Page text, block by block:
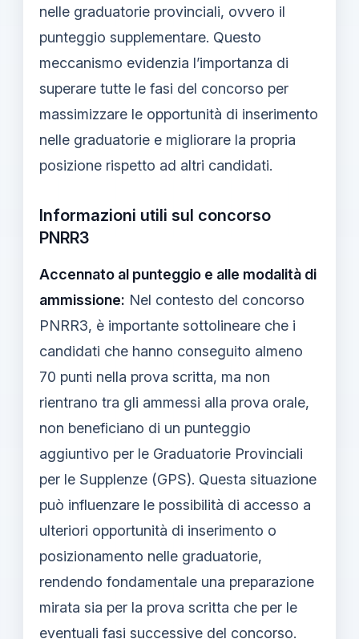
nelle graduatorie provinciali, ovvero il
punteggio supplementare. Questo
meccanismo evidenzia l’importanza di
superare tutte le fasi del concorso per
massimizzare le opportunità di inserimento
nelle graduatorie e migliorare la propria
posizione rispetto ad altri candidati.
Informazioni utili sul concorso
PNRR3
Accennato al punteggio e alle modalità di
ammissione: Nel contesto del concorso
PNRR3, è importante sottolineare che i
candidati che hanno conseguito almeno
70 punti nella prova scritta, ma non
rientrano tra gli ammessi alla prova orale,
non beneficiano di un punteggio
aggiuntivo per le Graduatorie Provinciali
per le Supplenze (GPS). Questa situazione
può influenzare le possibilità di accesso a
ulteriori opportunità di inserimento o
posizionamento nelle graduatorie,
rendendo fondamentale una preparazione
mirata sia per la prova scritta che per le
eventuali fasi successive del concorso.